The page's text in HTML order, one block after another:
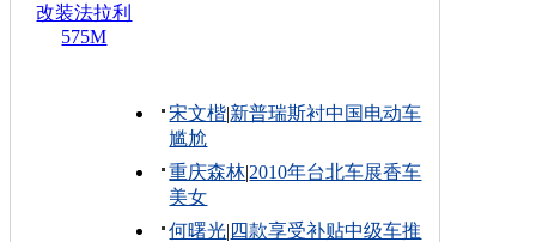
改装法拉利
575M
宋文楷|新普瑞斯衬中国电动车
尴尬
重庆森林|2010年台北车展香车
美女
何曙光| 四款享受补贴中级车推